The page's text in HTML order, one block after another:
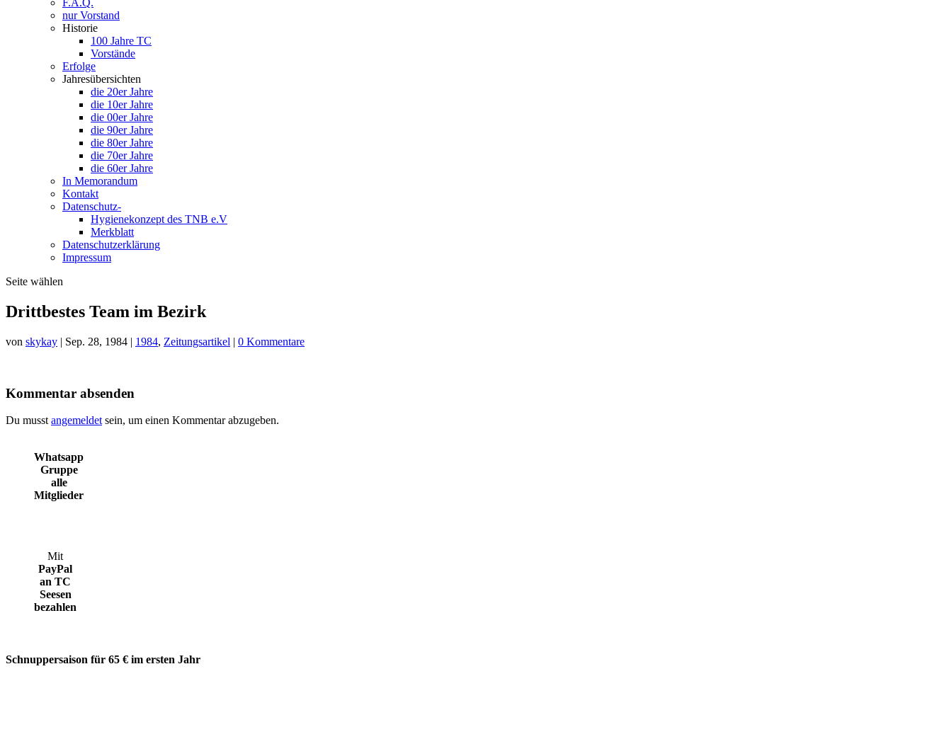
F.A.Q.
nur Vorstand
Historie
100 Jahre TC
Vorstände
Erfolge
Jahresübersichten
die 20er Jahre
die 10er Jahre
die 00er Jahre
die 90er Jahre
die 80er Jahre
die 70er Jahre
die 60er Jahre
In Memorandum
Kontakt
Datenschutz-
Hygienekonzept des TNB e.V
Merkblatt
Datenschutzerklärung
Impressum
Seite wählen
Drittbestes Team im Bezirk
von skykay | Sep. 28, 1984 | 1984, Zeitungsartikel | 0 Kommentare
Kommentar absenden
Du musst angemeldet sein, um einen Kommentar abzugeben.
Whatsapp
Gruppe
alle
Mitglieder
Mit
PayPal
an TC
Seesen
bezahlen
Schnuppersaison für 65 € im ersten Jahr